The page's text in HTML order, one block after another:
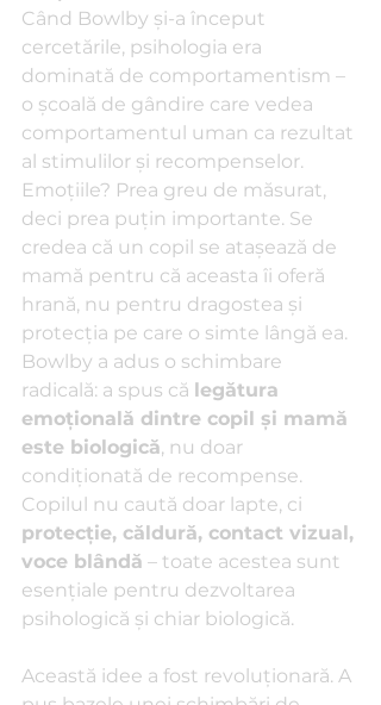
Când Bowlby și-a început
cercetările, psihologia era
dominată de comportamentism –
o școală de gândire care vedea
comportamentul uman ca rezultat
al stimulilor și recompenselor.
Emoțiile? Prea greu de măsurat,
deci prea puțin importante. Se
credea că un copil se atașează de
mamă pentru că aceasta îi oferă
hrană, nu pentru dragostea și
protecția pe care o simte lângă ea.
Bowlby a adus o schimbare
radicală: a spus că legătura
emoțională dintre copil și mamă
este biologică, nu doar
condiționată de recompense.
Copilul nu caută doar lapte, ci
protecție, căldură, contact vizual,
voce blândă – toate acestea sunt
esențiale pentru dezvoltarea
psihologică și chiar biologică.
Această idee a fost revoluționară. A